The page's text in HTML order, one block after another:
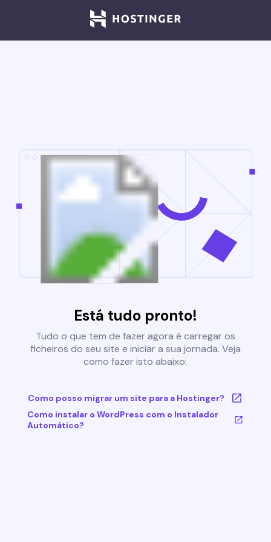
Está tudo pronto!
Tudo o que tem de fazer agora é carregar os
ficheiros do seu site e iniciar a sua jornada. Veja
como fazer isto abaixo:
Como posso migrar um site para a Hostinger?
Como instalar o WordPress com o Instalador
Automático?